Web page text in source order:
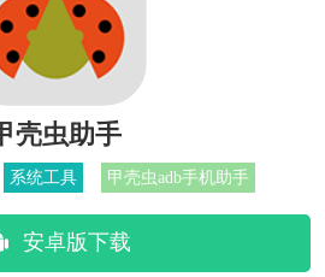
壳虫助手
系统工具 甲壳虫adb手机助手
安卓版下载